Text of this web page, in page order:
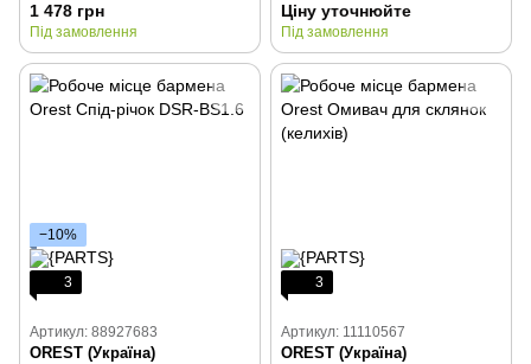
1 478 грн
Під замовлення
Ціну уточнюйте
Під замовлення
−10%
3
Артикул: 88927683
OREST (Україна)
3
Артикул: 11110567
OREST (Україна)